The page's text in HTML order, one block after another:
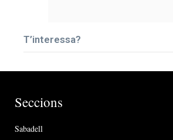
T’interessa?
Seccions
Sabadell